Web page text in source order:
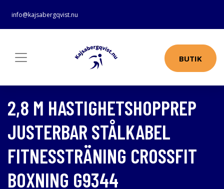
info@kajsabergqvist.nu
BUTIK
2,8 M HASTIGHETSHOPPREP
JUSTERBAR STÅLKABEL
FITNESSTRÄNING CROSSFIT
BOXNING G9344